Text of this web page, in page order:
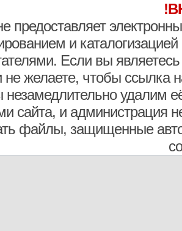
предоставляет
и
Если вы являетесь
не желаете, чтобы ссылка
удалим
сайта, и администрация
файлы, защищенные